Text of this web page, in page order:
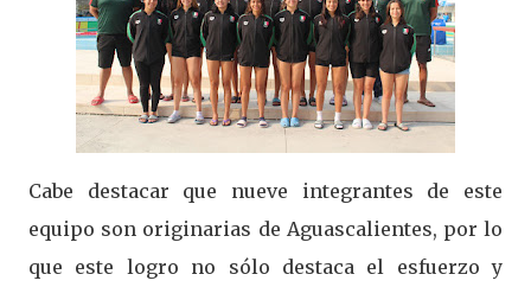
Cabe destacar que nueve integrantes de este
equipo son originarias de Aguascalientes, por lo
que este logro no sólo destaca el esfuerzo y